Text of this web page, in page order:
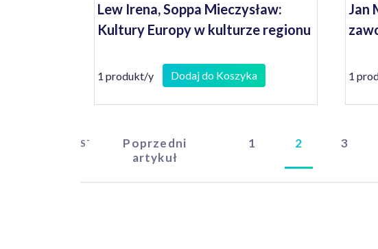
Lew Irena, Soppa Mieczysław:
Kultury Europy w kulturze regionu
1 produkt/y Dodaj do Koszyka
Jan
1
START
Poprzedni
artykuł
1 2 3